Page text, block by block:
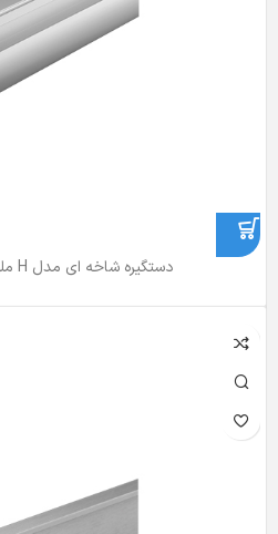
دستگیره شاخه ای مدل H ملونی Melloni کد 7070